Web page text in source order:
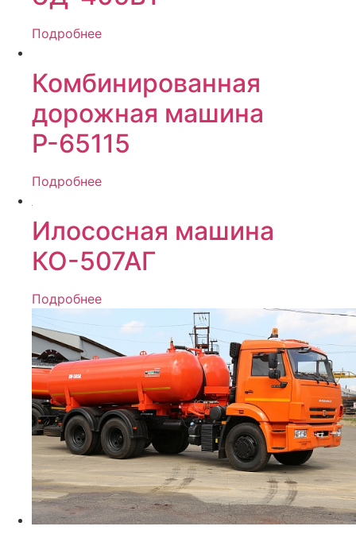
Подробнее
Комбинированная
дорожная машина
Р-65115
Подробнее
Илососная машина
КО-507АГ
Подробнее